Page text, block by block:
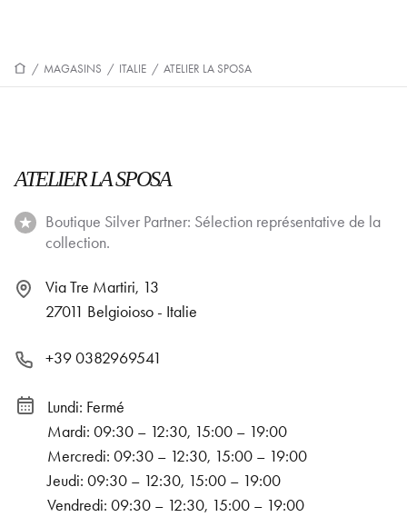
/ MAGASINS / ITALIE / ATELIER LA SPOSA
ATELIER LA SPOSA
Boutique Silver Partner: Sélection représentative de la
collection.
Via Tre Martiri, 13
27011 Belgioioso - Italie
+39 0382969541
Lundi: Fermé
Mardi: 09:30 – 12:30, 15:00 – 19:00
Mercredi: 09:30 – 12:30, 15:00 – 19:00
Jeudi: 09:30 – 12:30, 15:00 – 19:00
Vendredi: 09:30 – 12:30, 15:00 – 19:00